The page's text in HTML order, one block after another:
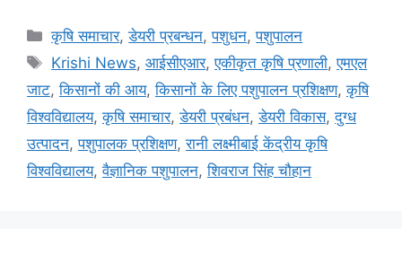
कृषि समाचार,डेयरी प्रबन्धन,पशुधन,पशुपालन
Krishi News,आईसीएआर,एकीकृत कृषि प्रणाली,एमएल
जाट,किसानों की आय,किसानों के लिए पशुपालन प्रशिक्षण,कृषि
विश्वविद्यालय,कृषि समाचार,डेयरी प्रबंधन,डेयरी विकास,दुग्ध
उत्पादन,पशुपालक प्रशिक्षण,रानी लक्ष्मीबाई केंद्रीय कृषि
विश्वविद्यालय,वैज्ञानिक पशुपालन,शिवराज सिंह चौहान